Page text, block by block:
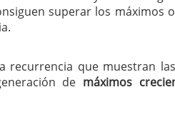
superar los máximos
recurrencia que muestran
de máximos